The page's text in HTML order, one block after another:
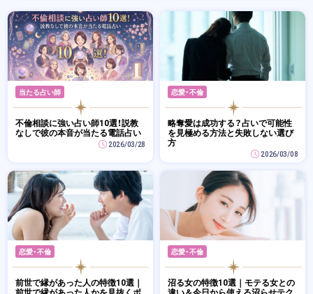
当たる占い師
不倫相談に強い占い師10選！説教
なしで彼の本音が当たる電話占い
2026/03/28
恋愛・不倫
略奪愛は成功する？占いで可能性
を見極める方法と失敗しない選び
方
2026/03/08
恋愛・不倫
前世で縁があった人の特徴10選｜
恋愛・不倫
沼る女の特徴10選｜モテる女との